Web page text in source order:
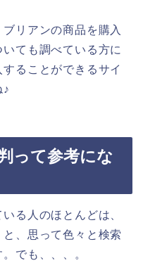
リアンの商品を購入
ても調べている方に
ることができるサイ
♪
って参考にな
る人のほとんどは、
、思って色々と検索
でも、、、。